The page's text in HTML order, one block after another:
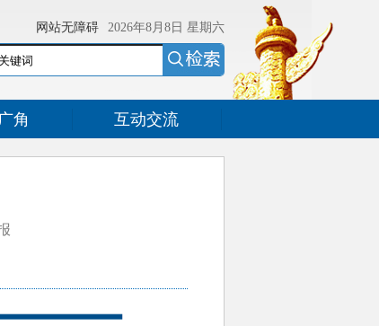
网站无障碍 2026年8月8日 星期六
角 互动交流